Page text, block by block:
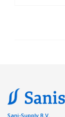
Sani-Supply B.V.